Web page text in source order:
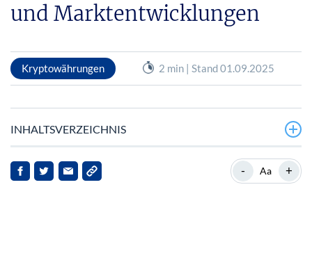
und Marktentwicklungen
Kryptowährungen 2 min | Stand 01.09.2025
INHALTSVERZEICHNIS
Toncoin kommt auf Robinhood, Verb Technology erwirbt
5 % des Angebots
- Aa +